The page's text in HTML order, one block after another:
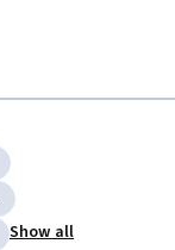
Show all